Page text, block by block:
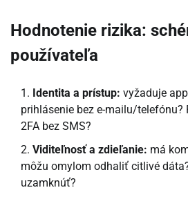
Hodnotenie rizika:
používateľa
Identita a prístup: vyžaduje
prihlásenie bez e-mailu/telefónu?
2FA bez SMS?
Viditeľnosť a zdieľanie: má
môžu omylom odhaliť citlivé
uzamknúť?